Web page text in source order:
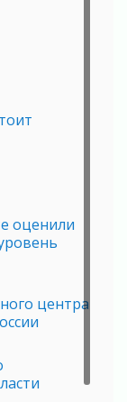
оценили
центра